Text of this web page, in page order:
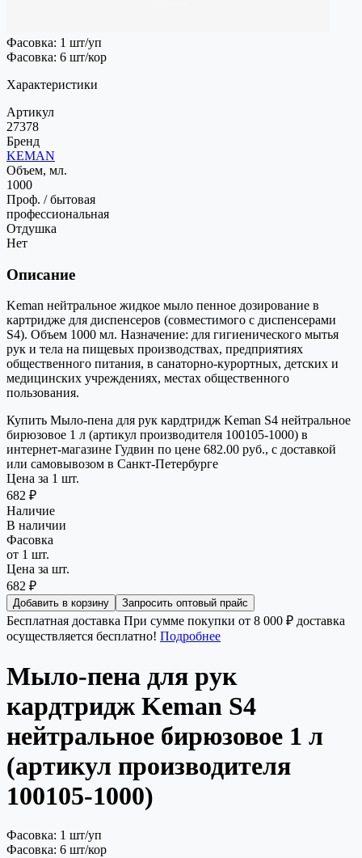
Фасовка: 1 шт/уп
Фасовка: 6 шт/кор
Характеристики
Артикул
27378
Бренд
KEMAN
Объем, мл.
1000
Проф. / бытовая
профессиональная
Отдушка
Нет
Описание
Keman нейтральное жидкое мыло пенное дозирование в
картридже для диспенсеров (совместимого с диспенсерами
S4). Объем 1000 мл. Назначение: для гигиенического мытья
рук и тела на пищевых производствах, предприятиях
общественного питания, в санаторно-курортных, детских и
медицинских учреждениях, местах общественного
пользования.
Купить Мыло-пена для рук кардтридж Keman S4 нейтральное
бирюзовое 1 л (артикул производителя 100105-1000) в
интернет-магазине Гудвин по цене 682.00 руб., с доставкой
или самовывозом в Санкт-Петербурге
Цена за 1 шт.
682 ₽
Наличие
В наличии
Фасовка
от 1 шт.
Цена за шт.
682 ₽
Добавить в корзину Запросить оптовый прайс
Бесплатная доставка При сумме покупки от 8 000 ₽ доставка
осуществляется бесплатно! Подробнее
Мыло-пена для рук
кардтридж Keman S4
нейтральное бирюзовое 1 л
(артикул производителя
100105-1000)
Фасовка: 1 шт/уп
Фасовка: 6 шт/кор